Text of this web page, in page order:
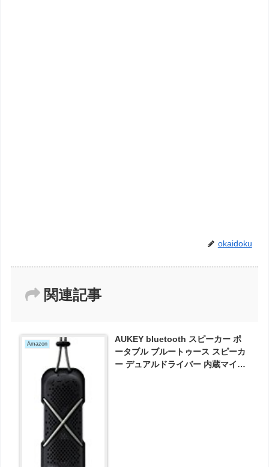
okaidoku
関連記事
Amazon
AUKEY bluetooth スピーカー ポ
ータブル ブルートゥース スピーカ
ー デュアルドライバー 内蔵マイク